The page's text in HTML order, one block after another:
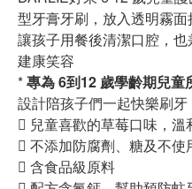
型牙膏牙刷，放入透明霧面
讓孩子用餐後清潔口腔，
建康笑容
*專為 6到12 歲學齡期兒童
設計陪孩子們一起快樂刷牙
 兒童喜歡的草莓口味，溫
 不添加防腐劑、糖及不使
 含食品級原料